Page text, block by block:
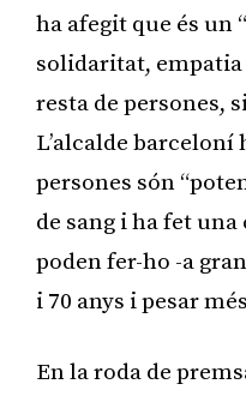
ha afegit que és un
solidaritat,
resta de persones,
L’alcalde barceloní
persones són
de sang i ha fet
poden fer-ho -a
i 70 anys i pesar
En la roda de